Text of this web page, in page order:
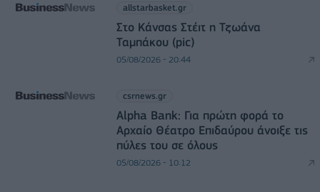
allstarbasket.gr
Στο Κάνσας Στέιτ η Τζωάνα
Ταμπάκου (pic)
05/08/2026 - 20:44
csrnews.gr
Alpha Bank: Για πρώτη φορά το
Αρχαίο Θέατρο Επιδαύρου άνοιξε τις
πύλες του σε όλους
05/08/2026 - 10:12